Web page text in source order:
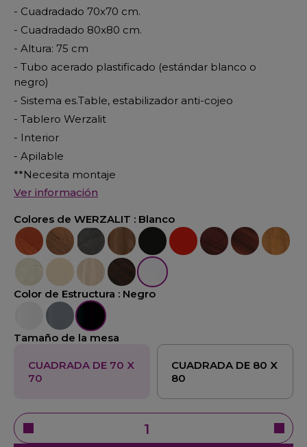
- Cuadradado 70x70 cm.
- Cuadradado 80x80 cm.
- Altura: 75 cm
- Tubo acerado plastificado (estándar blanco o
negro)
- Sistema es.Table, estabilizador anti-cojeo
- Tablero Werzalit
- Interior
- Apilable
**Necesita montaje
Ver información
Colores de WERZALIT : Blanco
CalvadosColoradoCementoNogal Cañon
NegroRojo MoganNogal Pino
Marmol Golden
SeringaVelur WengueBlanco
Color de Estructura : Negro
BlancoAluminioNegro
Tamaño de la mesa
CUADRADA DE 70 X
70
CUADRADA DE 80 X
80